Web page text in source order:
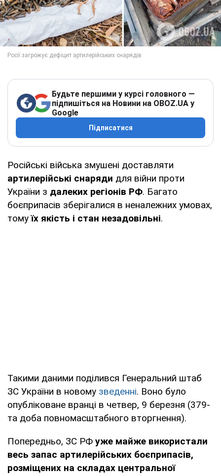
Будьте першими у курсі головного —
підпишіться на Новини на OBOZ.UA у
Google
Підписатися
Російські війська змушені доставляти
артилерійські снаряди для війни проти
України з далеких регіонів РФ. Багато
боєприпасів зберігалися в неналежних умовах,
томуїх якість і стан незадовільні.
Такими даними поділився Генеральний штаб
ЗС України в новому зведенні. Воно було
опубліковане вранці в четвер, 9 березня (379-
та доба повномасштабного вторгнення).
Попередньо, ЗС РФ уже майже використали
весь запас артилерійських боєприпасів,
розміщених на складах центральної